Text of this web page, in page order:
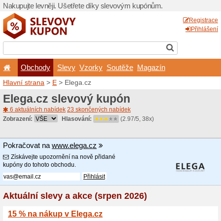
Nakupujte levněji.
Obchody Slevy
Hlavní strana >